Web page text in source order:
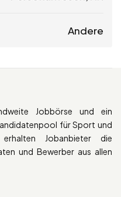
Andere
Jobbörse und ein
für Sport und
Jobanbieter die
und Bewerber aus allen